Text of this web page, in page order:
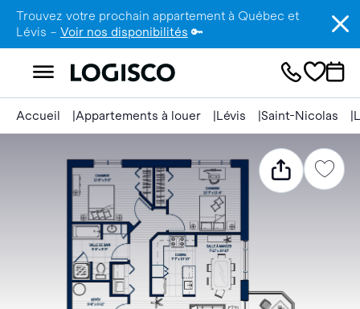
Trouvez votre prochain appartement à Québec et
Lévis – Voir nos disponibilités 🔑
Accueil Appartements à louer Lévis Saint-Nicolas